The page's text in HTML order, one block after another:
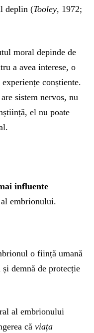
deplin (Tooley, 1972;
moral depinde de
a avea interese, o
conștiente.
sistem nervos, nu
el nu poate
influente
embrionului.
o ființă umană
demnă de protecție
al embrionului
că viața